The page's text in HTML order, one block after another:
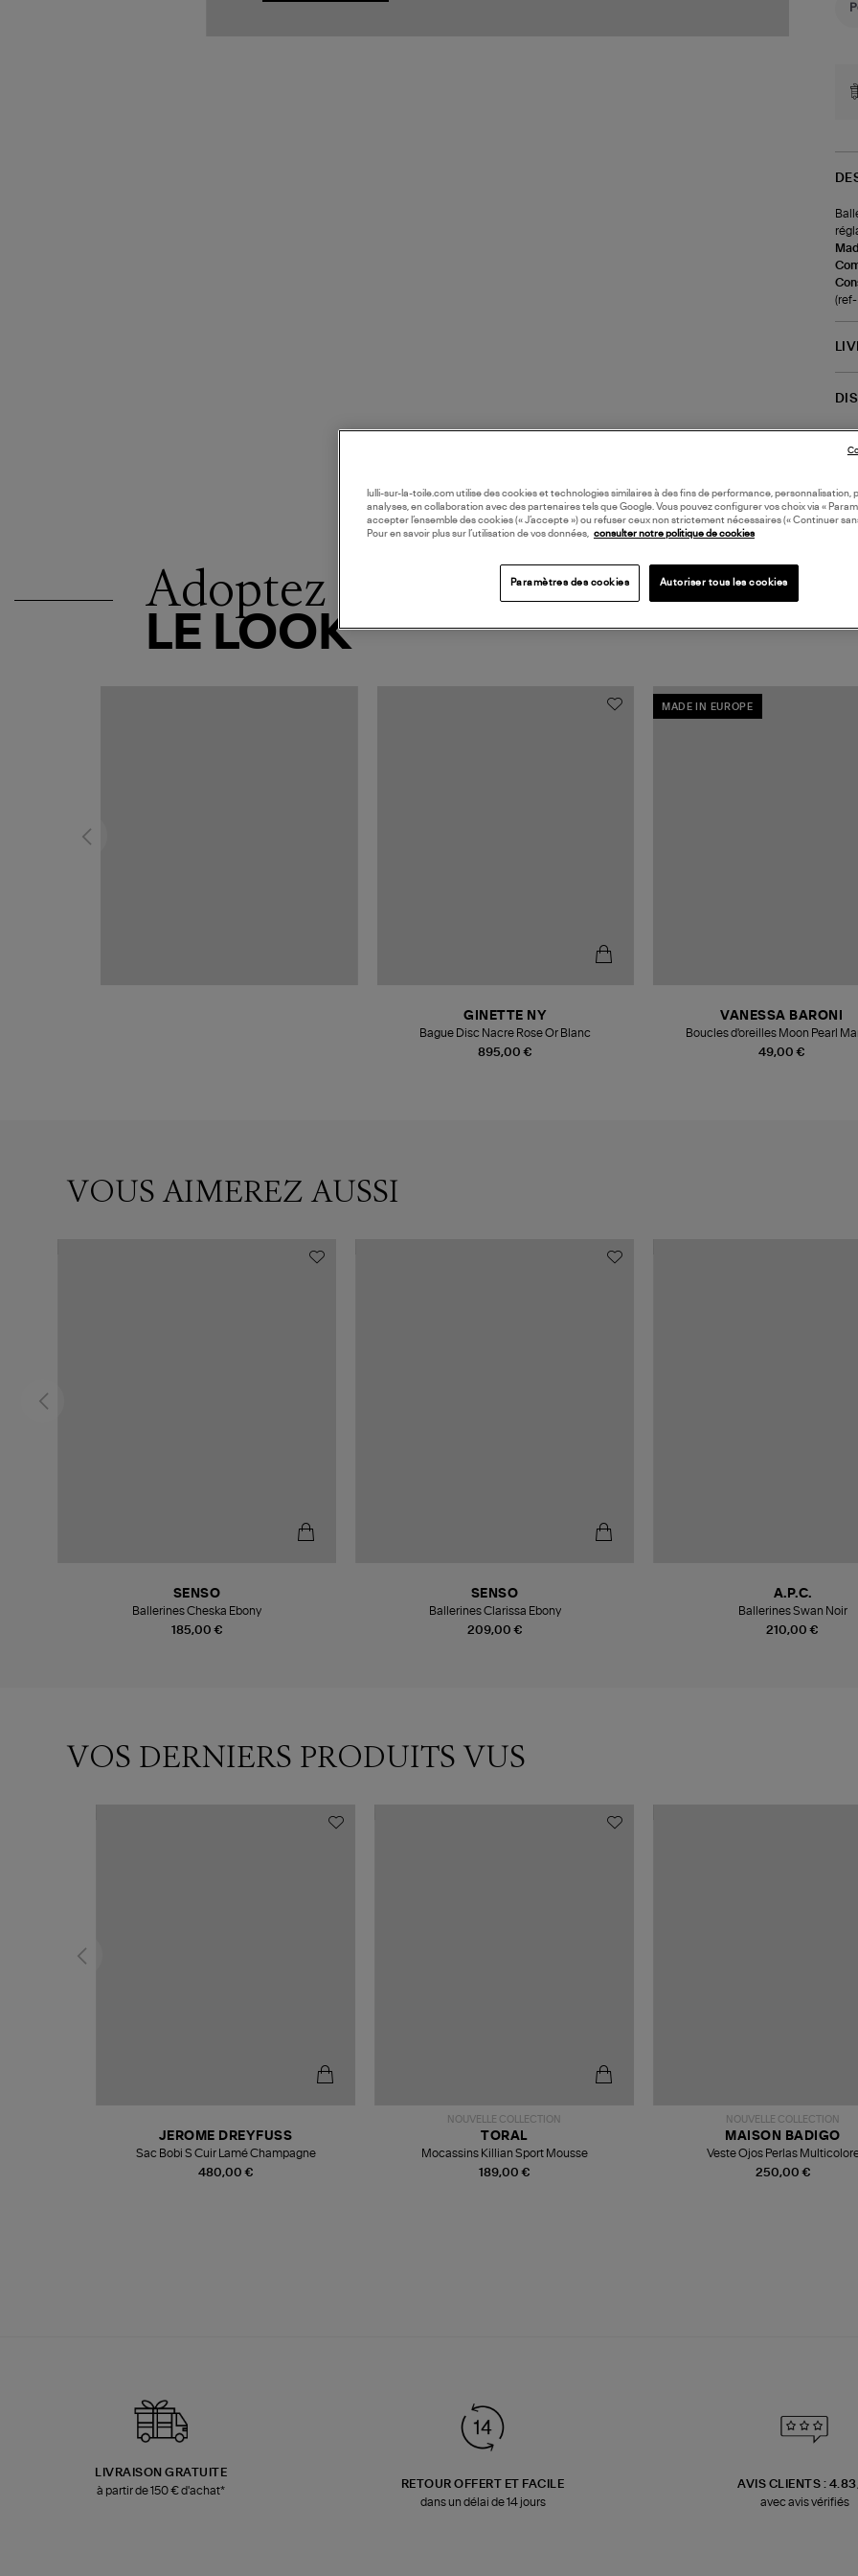
(ref-
Adoptez
LE LOOK
895,00 €
GINETTE NY
Bague Disc Nacre Rose Or Blanc
MADE IN EUROPE
49,00 €
VANESSA BARONI
Boucles d'oreilles Moon Pearl
VOUS AIMEREZ AUSSI
185,00 €
SENSO
Ballerines Cheska Ebony
209,00 €
SENSO
Ballerines Clarissa Ebony
210,00 €
A.P.C.
Ballerines Swan Noir
VOS DERNIERS PRODUITS VUS
480,00 €
JEROME DREYFUSS
Sac Bobi S Cuir Lamé Champagne
NOUVELLE COLLECTION
189,00 €
TORAL
Mocassins Killian Sport Mousse
NOUVELLE COLLECTION
250,00 €
MAISON BADIGO
Veste Ojos Perlas
LIVRAISON GRATUITE
à partir de 150 € d'achat*
RETOUR OFFERT ET FACILE
dans un délai de 14 jours
AVIS CLIENTS :
avec avis vérifiés
lulli-sur-la-toile.com utilise des cookies et technologies similaires à des fins de performance, personnalisation,
analyses, en collaboration avec des partenaires tels que Google. Vous pouvez configurer vos choix via «
accepter l’ensemble des cookies (« J’accepte ») ou refuser ceux non strictement nécessaires (« Continuer
Pour en savoir plus sur l’utilisation de vos données, consulter notre politique de cookies
Paramètres des cookies Autoriser tous les cookies